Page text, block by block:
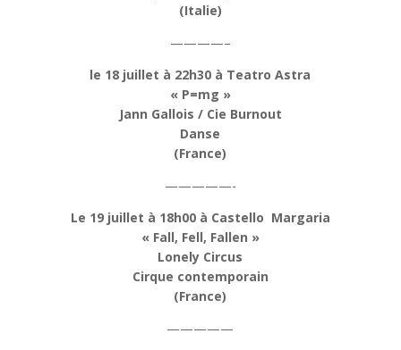
(Italie)
————–
le 18 juillet à 22h30 à Teatro Astra
« P=mg »
Jann Gallois / Cie Burnout
Danse
(France)
—————-
Le 19 juillet à 18h00 à Castello Margaria
« Fall, Fell, Fallen »
Lonely Circus
Cirque contemporain
(France)
—————